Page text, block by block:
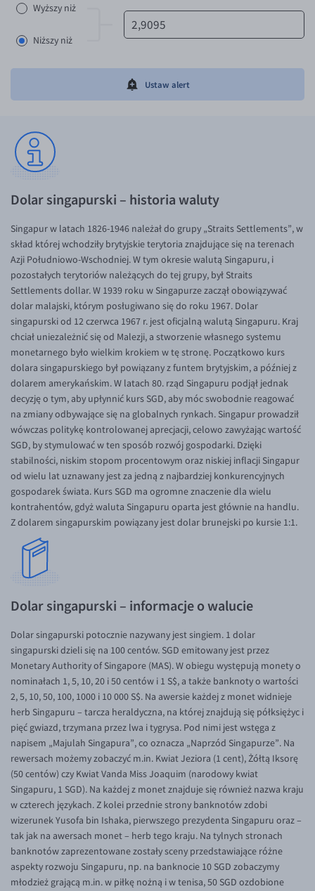
Wyższy niż
Niższy niż
Ustaw alert
Dolar singapurski – historia waluty
Singapur w latach 1826-1946 należał do grupy „Straits Settlements”, w
skład której wchodziły brytyjskie terytoria znajdujące się na terenach
Azji Południowo-Wschodniej. W tym okresie walutą Singapuru, i
pozostałych terytoriów należących do tej grupy, był Straits
Settlements dollar. W 1939 roku w Singapurze zaczął obowiązywać
dolar malajski, którym posługiwano się do roku 1967. Dolar
singapurski od 12 czerwca 1967 r. jest oficjalną walutą Singapuru. Kraj
chciał uniezależnić się od Malezji, a stworzenie własnego systemu
monetarnego było wielkim krokiem w tę stronę. Początkowo kurs
dolara singapurskiego był powiązany z funtem brytyjskim, a później z
dolarem amerykańskim. W latach 80. rząd Singapuru podjął jednak
decyzję o tym, aby upłynnić kurs SGD, aby móc swobodnie reagować
na zmiany odbywające się na globalnych rynkach. Singapur prowadził
wówczas politykę kontrolowanej aprecjacji, celowo zawyżając wartość
SGD, by stymulować w ten sposób rozwój gospodarki. Dzięki
stabilności, niskim stopom procentowym oraz niskiej inflacji Singapur
od wielu lat uznawany jest za jedną z najbardziej konkurencyjnych
gospodarek świata. Kurs SGD ma ogromne znaczenie dla wielu
kontrahentów, gdyż waluta Singapuru oparta jest głównie na handlu.
Z dolarem singapurskim powiązany jest dolar brunejski po kursie 1:1.
Dolar singapurski – informacje o walucie
Dolar singapurski potocznie nazywany jest singiem. 1 dolar
singapurski dzieli się na 100 centów. SGD emitowany jest przez
Monetary Authority of Singapore (MAS). W obiegu występują monety o
nominałach 1, 5, 10, 20 i 50 centów i 1 S$, a także banknoty o wartości
2, 5, 10, 50, 100, 1000 i 10 000 S$. Na awersie każdej z monet widnieje
herb Singapuru – tarcza heraldyczna, na której znajdują się półksiężyc i
pięć gwiazd, trzymana przez lwa i tygrysa. Pod nimi jest wstęga z
napisem „Majulah Singapura”, co oznacza „Naprzód Singapurze”. Na
rewersach możemy zobaczyć m.in. Kwiat Jeziora (1 cent), Żółtą Iksorę
(50 centów) czy Kwiat Vanda Miss Joaquim (narodowy kwiat
Singapuru, 1 SGD). Na każdej z monet znajduje się również nazwa kraju
w czterech językach. Z kolei przednie strony banknotów zdobi
wizerunek Yusofa bin Ishaka, pierwszego prezydenta Singapuru oraz –
tak jak na awersach monet – herb tego kraju. Na tylnych stronach
banknotów zaprezentowane zostały sceny przedstawiające różne
aspekty rozwoju Singapuru, np. na banknocie 10 SGD zobaczymy
młodzież grającą m.in. w piłkę nożną i w tenisa, 50 SGD ozdobione